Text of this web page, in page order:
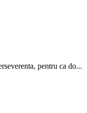
pentru ca do...